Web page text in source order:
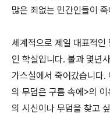
많은 죄없는 민간인들이
세계적으로 제일 대표적인
인 학살입니다. 불과 몇년
가스실에서 죽어갔습니다.
의 무덤은 구름 속에>의
의 시신이나 무덤을 찾고